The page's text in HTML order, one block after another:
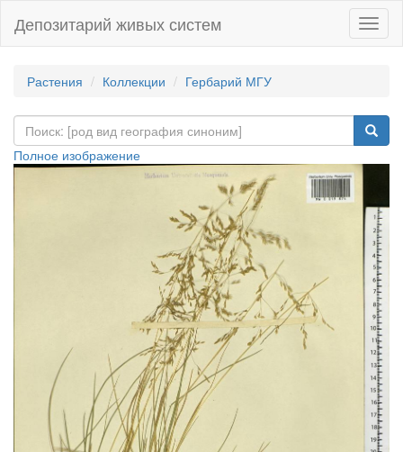
Депозитарий живых систем
Растения Коллекции Гербарий МГУ
Полное изображение